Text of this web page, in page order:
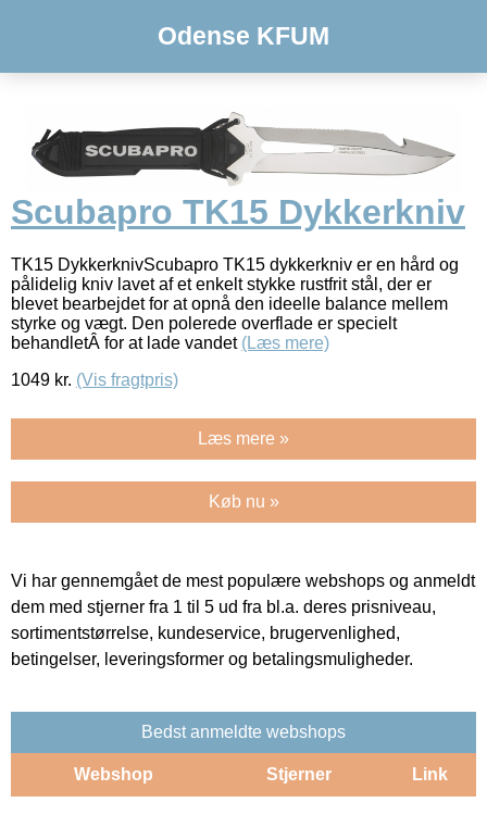
Odense KFUM
Scubapro TK15 Dykkerkniv
TK15 DykkerknivScubapro TK15 dykkerkniv er en hård og
pålidelig kniv lavet af et enkelt stykke rustfrit stål, der er
blevet bearbejdet for at opnå den ideelle balance mellem
styrke og vægt. Den polerede overflade er specielt
behandletÂ for at lade vandet (Læs mere)
1049 kr. (Vis fragtpris)
Læs mere »
Køb nu »
Vi har gennemgået de mest populære webshops og anmeldt
dem med stjerner fra 1 til 5 ud fra bl.a. deres prisniveau,
sortimentstørrelse, kundeservice, brugervenlighed,
betingelser, leveringsformer og betalingsmuligheder.
Bedst anmeldte webshops
Webshop Stjerner Link